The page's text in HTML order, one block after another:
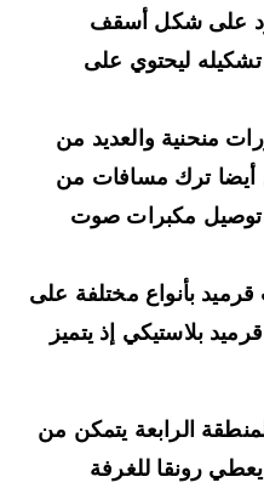
على شكل أسقف
ليحتوي على
والعديد من
ترك مسافات من
مكبرات صوت
بأنواع مختلفة على
بلاستيكي إذ يتميز
الرابعة يتمكن من
رونقا للغرفة